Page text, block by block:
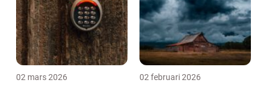
02 mars 2026 02 februari 2026